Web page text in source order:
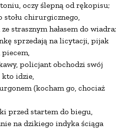
oczy ślepną od rękopisu;
stołu chirurgicznego,
strasznym hałasem do wiadra;
sprzedają na licytacji, pijak
policjant obchodzi swój
idzie,
(kocham go, chociaż
przed startem do biegu,
na dzikiego indyka ściąga